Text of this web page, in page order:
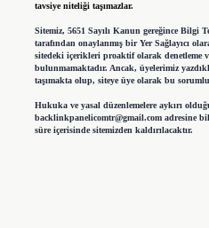
tavsiye niteliği taşımazlar.
Sitemiz, 5651 Sayılı Kanun gereğince
tarafından onaylanmış bir Yer Sağlayıcı
sitedeki içerikleri proaktif olarak denetleme
bulunmamaktadır. Ancak, üyelerimiz
taşımakta olup, siteye üye olarak bu
Hukuka ve yasal düzenlemelere aykırı
backlinkpanelicomtr@gmail.comadresine
süre içerisinde sitemizden kaldırılacaktır.